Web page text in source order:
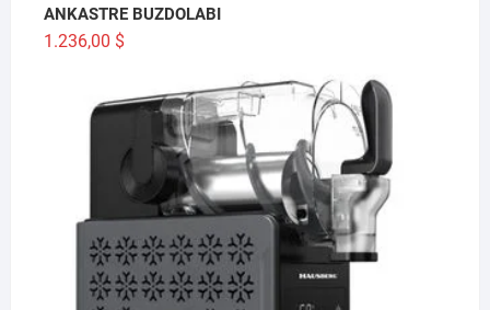
ANKASTRE BUZDOLABI
1.236,00 $